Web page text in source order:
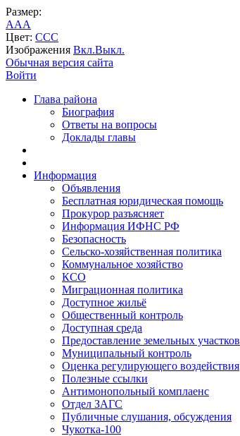
Размер:
AAA
Цвет: CCC
Изображения Вкл.Выкл.
Обычная версия сайта
Войти
Глава района
Биография
Ответы на вопросы
Доклады главы
Информация
Объявления
Бесплатная юридическая помощь
Прокурор разъясняет
Информация ИФНС РФ
Безопасность
Сельско-хозяйственная политика
Коммунальное хозяйство
КСО
Миграционная политика
Доступное жильё
Общественный контроль
Доступная среда
Предоставление земельных участков
Муниципальный контроль
Оценка регулирующего воздействия
Полезные ссылки
Антимонопольный комплаенс
Отдел ЗАГС
Публичные слушания, обсуждения
Чукотка-100